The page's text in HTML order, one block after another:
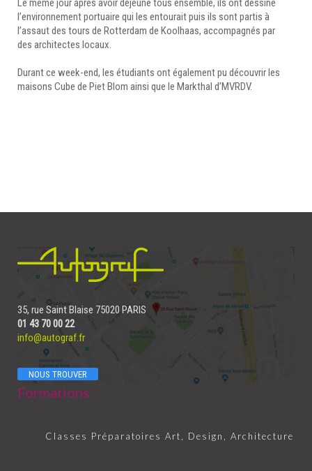
Le même jour après avoir déjeuné tous ensemble, ils ont dessiné
l’environnement portuaire qui les entourait puis ils sont partis à
l’assaut des tours de Rotterdam de Koolhaas, accompagnés par
des architectes locaux.
Durant ce week-end, les étudiants ont également pu découvrir les
maisons Cube de Piet Blom ainsi que le Markthal d’MVRDV.
35, rue Saint Blaise 75020 PARIS
01 43 70 00 22
info@autograf.fr
NOUS TROUVER
Formations
Classes Préparatoires Art, Design, Architecture